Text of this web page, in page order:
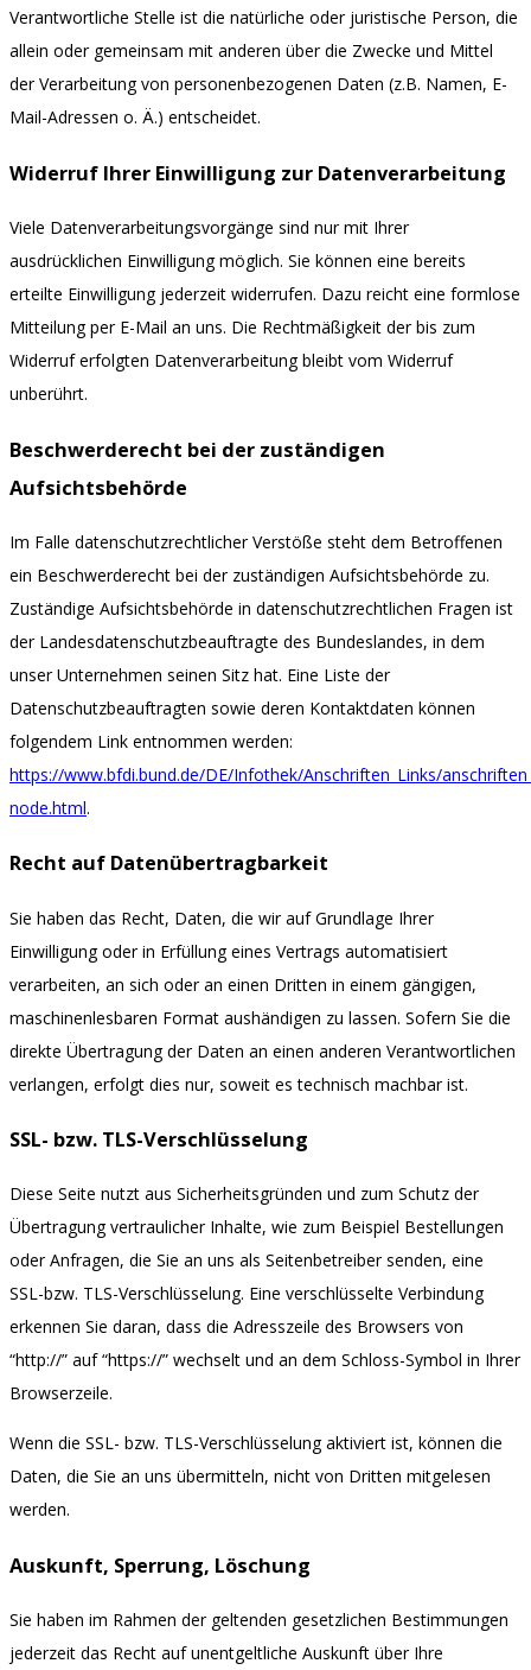
Verantwortliche Stelle ist die natürliche oder juristische Person, die
allein oder gemeinsam mit anderen über die Zwecke und Mittel
der Verarbeitung von personenbezogenen Daten (z.B. Namen, E-
Mail-Adressen o. Ä.) entscheidet.
Widerruf Ihrer Einwilligung zur Datenverarbeitung
Viele Datenverarbeitungsvorgänge sind nur mit Ihrer
ausdrücklichen Einwilligung möglich. Sie können eine bereits
erteilte Einwilligung jederzeit widerrufen. Dazu reicht eine formlose
Mitteilung per E-Mail an uns. Die Rechtmäßigkeit der bis zum
Widerruf erfolgten Datenverarbeitung bleibt vom Widerruf
unberührt.
Beschwerderecht bei der zuständigen
Aufsichtsbehörde
Im Falle datenschutzrechtlicher Verstöße steht dem Betroffenen
ein Beschwerderecht bei der zuständigen Aufsichtsbehörde zu.
Zuständige Aufsichtsbehörde in datenschutzrechtlichen Fragen ist
der Landesdatenschutzbeauftragte des Bundeslandes, in dem
unser Unternehmen seinen Sitz hat. Eine Liste der
Datenschutzbeauftragten sowie deren Kontaktdaten können
folgendem Link entnommen werden:
https://www.bfdi.bund.de/DE/Infothek/Anschriften_Links/
node.html.
Recht auf Datenübertragbarkeit
Sie haben das Recht, Daten, die wir auf Grundlage Ihrer
Einwilligung oder in Erfüllung eines Vertrags automatisiert
verarbeiten, an sich oder an einen Dritten in einem gängigen,
maschinenlesbaren Format aushändigen zu lassen. Sofern Sie die
direkte Übertragung der Daten an einen anderen Verantwortlichen
verlangen, erfolgt dies nur, soweit es technisch machbar ist.
SSL- bzw. TLS-Verschlüsselung
Diese Seite nutzt aus Sicherheitsgründen und zum Schutz der
Übertragung vertraulicher Inhalte, wie zum Beispiel Bestellungen
oder Anfragen, die Sie an uns als Seitenbetreiber senden, eine
SSL-bzw. TLS-Verschlüsselung. Eine verschlüsselte Verbindung
erkennen Sie daran, dass die Adresszeile des Browsers von
“http://” auf “https://” wechselt und an dem Schloss-Symbol in Ihrer
Browserzeile.
Wenn die SSL- bzw. TLS-Verschlüsselung aktiviert ist, können die
Daten, die Sie an uns übermitteln, nicht von Dritten mitgelesen
werden.
Auskunft, Sperrung, Löschung
Sie haben im Rahmen der geltenden gesetzlichen Bestimmungen
jederzeit das Recht auf unentgeltliche Auskunft über Ihre